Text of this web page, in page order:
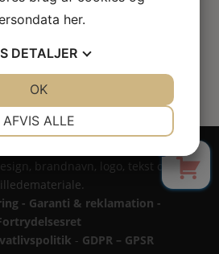
brandnavn, logo, tekst og
- Garanti & reklamation -
- GDPR – GPSR
her.
DETALJER
STATISTIK
AFVIS ALLE
OK